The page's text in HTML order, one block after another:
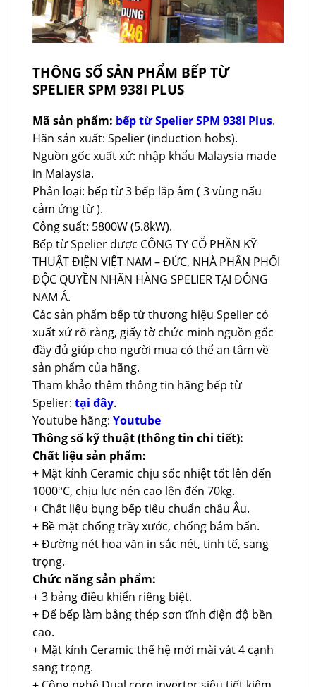
THÔNG SỐ SẢN PHẨM BẾP TỪ
SPELIER SPM 938I PLUS
Mã sản phẩm: bếp từ Spelier SPM 938I Plus.
Hãn sản xuất: Spelier (induction hobs).
Nguồn gốc xuất xứ: nhập khẩu Malaysia made
in Malaysia.
Phân loại: bếp từ 3 bếp lắp âm ( 3 vùng nấu
cảm ứng từ ).
Công suất: 5800W (5.8kW).
Bếp từ Spelier được CÔNG TY CỔ PHẦN KỸ
THUẬT ĐIỆN VIỆT NAM – ĐỨC, NHÀ PHÂN PHỐI
ĐỘC QUYỀN NHÃN HÀNG SPELIER TẠI ĐÔNG
NAM Á.
Các sản phẩm bếp từ thương hiệu Spelier có
xuất xứ rõ ràng, giấy tờ chức minh nguồn gốc
đầy đủ giúp cho người mua có thể an tâm về
sản phẩm của hãng.
Tham khảo thêm thông tin hãng bếp từ
Spelier: tại đây.
Youtube hãng: Youtube
Thông số kỹ thuật (thông tin chi tiết):
Chất liệu sản phẩm:
+ Mặt kính Ceramic chịu sốc nhiệt tốt lên đến
1000°C, chịu lực nén cao lên đến 70kg.
+ Chất liệu bụng bếp tiêu chuẩn châu Âu.
+ Bề mặt chống trầy xước, chống bám bẩn.
+ Đường nét hoa văn in sắc nét, tinh tế, sang
trọng.
Chức năng sản phẩm:
+ 3 bảng điều khiển riêng biệt.
+ Đế bếp làm bằng thép sơn tĩnh điện độ bền
cao.
+ Mặt kính Ceramic thế hệ mới mài vát 4 cạnh
sang trọng.